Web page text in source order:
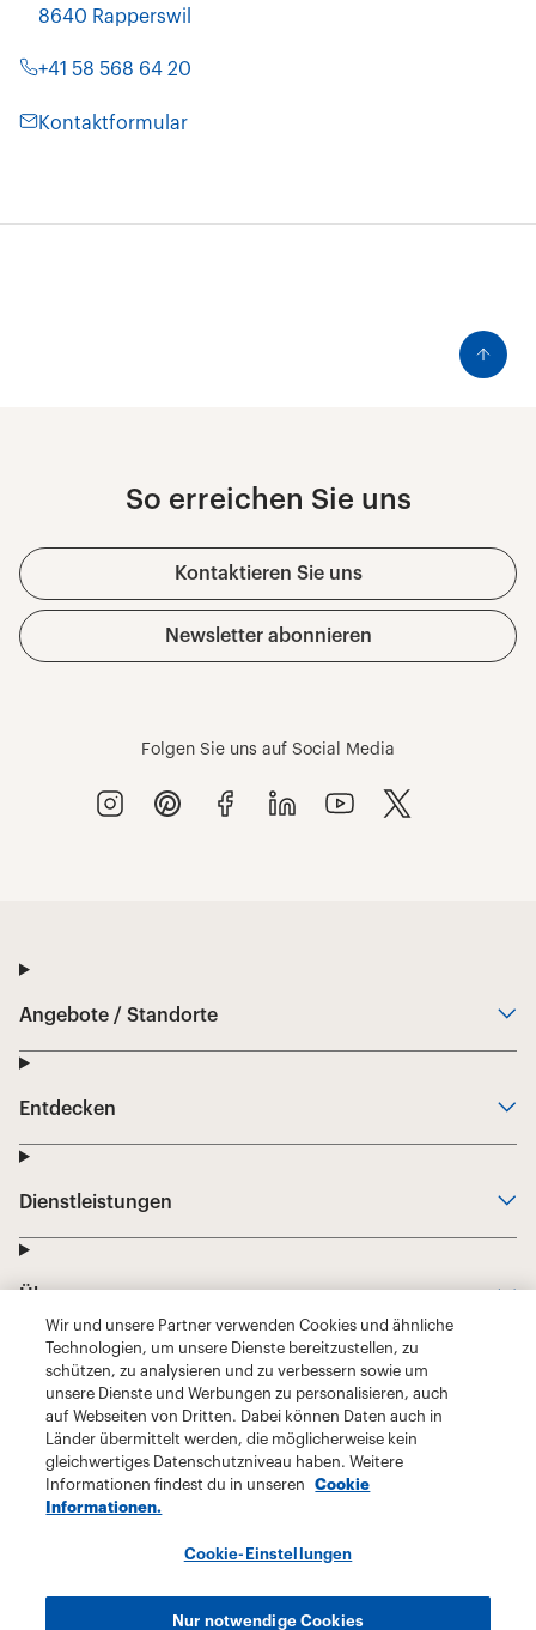
Wir und unsere Partner verwenden Cookies und ähnliche
Technologien, um unsere Dienste bereitzustellen, zu
schützen, zu analysieren und zu verbessern sowie um
unsere Dienste und Werbungen zu personalisieren, auch
auf Webseiten von Dritten. Dabei können Daten auch in
Länder übermittelt werden, die möglicherweise kein
gleichwertiges Datenschutzniveau haben. Weitere
Informationen findest du in unseren
Cookie
Informationen.
Cookie-Einstellungen
Nur notwendige Cookies